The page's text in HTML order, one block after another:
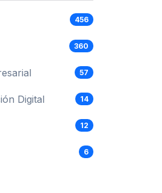
456
360
57
Digital 14
12
6